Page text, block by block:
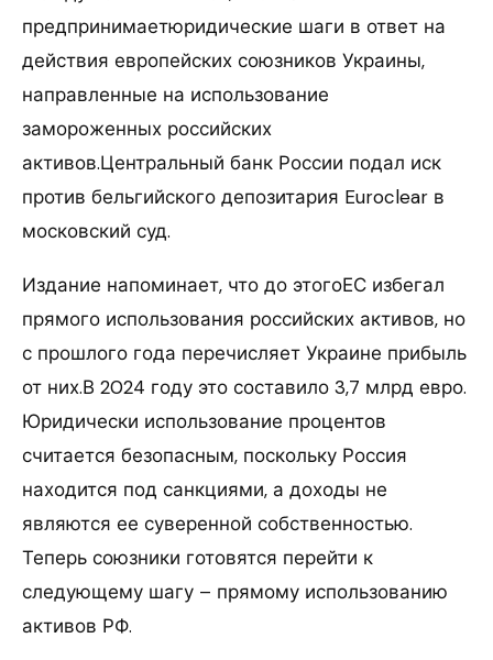
предпринимаетюридические шаги в ответ на
действия европейских союзников Украины,
направленные на использование
замороженных российских
активов.Центральный банк России подал иск
против бельгийского депозитария Euroclear в
московский суд.
Издание напоминает, что до этогоЕС избегал
прямого использования российских активов, но
с прошлого года перечисляет Украине прибыль
от них.В 2024 году это составило 3,7 млрд евро.
Юридически использование процентов
считается безопасным, поскольку Россия
находится под санкциями, а доходы не
являются ее суверенной собственностью.
Теперь союзники готовятся перейти к
следующему шагу – прямому использованию
активов РФ.